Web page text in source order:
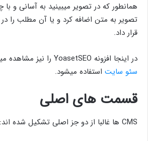
همانطور که در تصویر میبینید به آسانی و
تصویر به متن اضافه کرد و یا آن مطلب را
قرار داد.
در اینجا افزونه YoasetSEO را نیز مشاهده میکنید که برای
سئو سایت استفاده میشود.
قسمت های اصلی
CMS ها غالبا از دو جز اصلی تشکیل شده اند: